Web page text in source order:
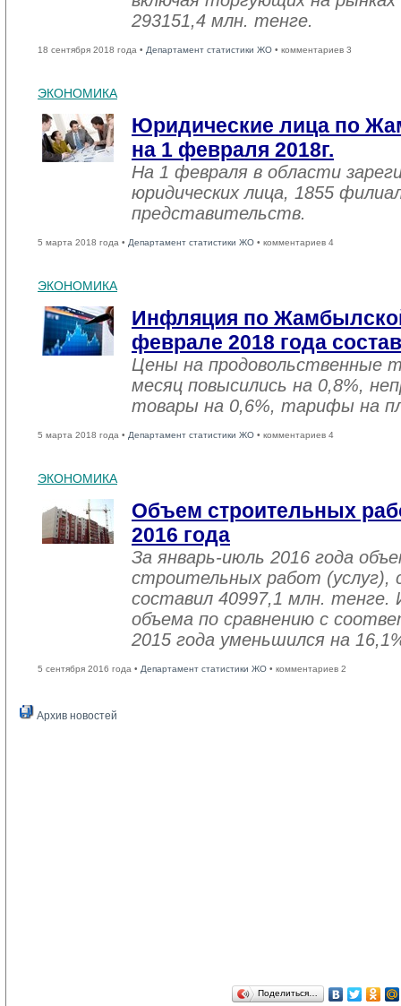
293151,4 млн. тенге.
18 сентября 2018 года • Департамент статистики ЖО • комментариев 3
ЭКОНОМИКА
Юридические лица по
на 1 февраля 2018г.
На 1 февраля в области
юридических лица, 1855
представительств.
5 марта 2018 года • Департамент статистики ЖО • комментариев 4
ЭКОНОМИКА
Инфляция по
феврале 2018 года
Цены на продовольственные
месяц повысились на 0,8%,
товары на 0,6%, тарифы на
5 марта 2018 года • Департамент статистики ЖО • комментариев 4
ЭКОНОМИКА
Объем строительных
2016 года
За январь-июль 2016 года
строительных работ (услуг),
составил 40997,1 млн. тенге.
объема по сравнению с
2015 года уменьшился на
5 сентября 2016 года • Департамент статистики ЖО • комментариев 2
Архив новостей
Поделиться…